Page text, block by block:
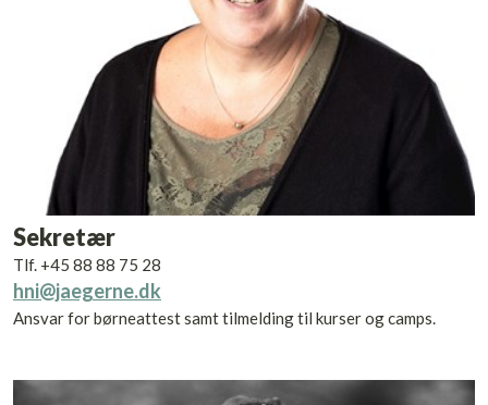
Sekretær
Tlf. +45 88 88 75 28
hni@jaegerne.dk
Ansvar for børneattest samt tilmelding til kurser og camps.